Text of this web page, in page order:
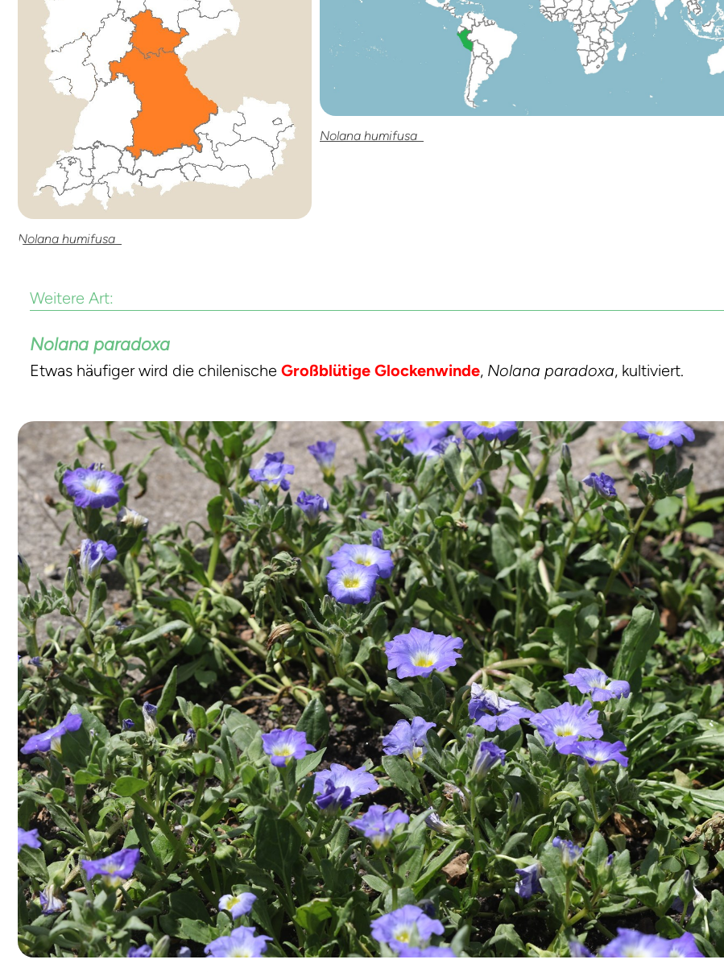
Nolana humifusa
Nolana humifusa
Weitere Art:
Nolana paradoxa
Etwas häufiger wird die chilenische Großblütige Glockenwinde, Nolana paradoxa, kultiviert.